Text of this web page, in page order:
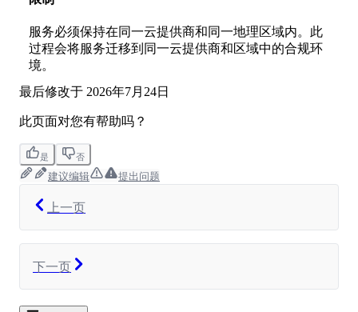
服务必须保持在同一云提供商和同一地理区域内。此
过程会将服务迁移到同一云提供商和区域中的合规环
境。
最后修改于 2026年7月24日
此页面对您有帮助吗？
是 否
建议编辑 提出问题
上一页
下一页